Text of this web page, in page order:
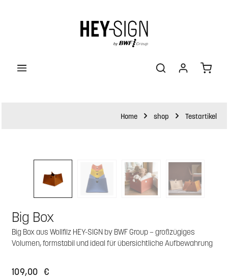
Home shop Testartikel
Bildergalerie überspringen
Big Box
Big Box aus Wollfilz HEY-SIGN by BWF Group – großzügiges
Volumen, formstabil und ideal für übersichtliche Aufbewahrung
109,00 €